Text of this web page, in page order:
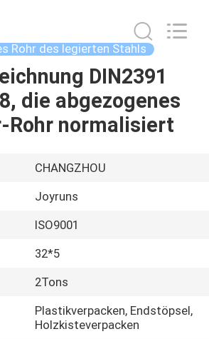
Rohr des legierten Stahls
DIN2391
die abgezogenes
Rohr normalisiert
CHANGZHOU
Joyruns
ISO9001
32*5
2Tons
Plastikverpacken, Endstöpsel,
Holzkisteverpacken